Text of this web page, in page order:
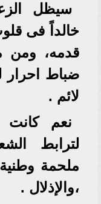
سيظل
خالداً فى
قدمه،
ضباط احرار
لائم .
لترابط
ملحمة
،والإذلال .